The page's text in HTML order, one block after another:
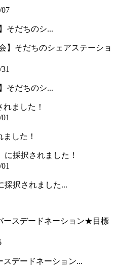
07
そだちのシ...
そだちのシ...
ました！
採択されました...
スデードネーション...